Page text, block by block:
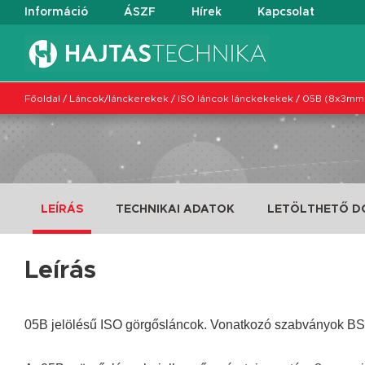
Információ ÁSZF Hírek Kapcsolat
Főoldal / Láncok/lánckerekek / ISO láncok lánckekekek / 05B
LEÍRÁS TECHNIKAI ADATOK LETÖLTHETŐ
Leírás
05B jelölésű ISO görgősláncok. Vonatkozó szabványok